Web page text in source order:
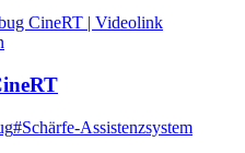
#Schärfe-Assistenzsystem